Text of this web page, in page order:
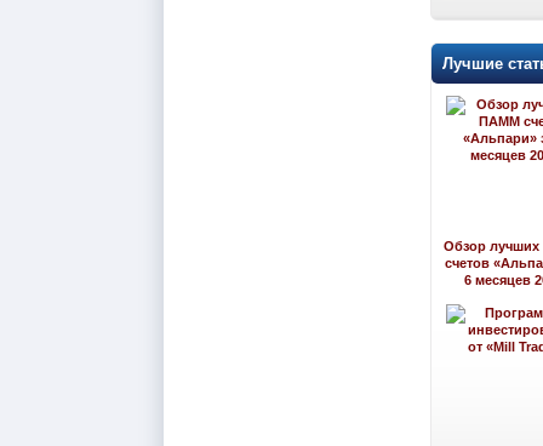
Лучшие
Обзор
счетов
6 месяцев